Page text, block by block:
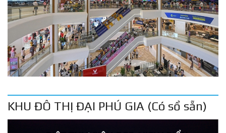
KHU ĐÔ THỊ ĐẠI PHÚ GIA (Có sổ sẵn)